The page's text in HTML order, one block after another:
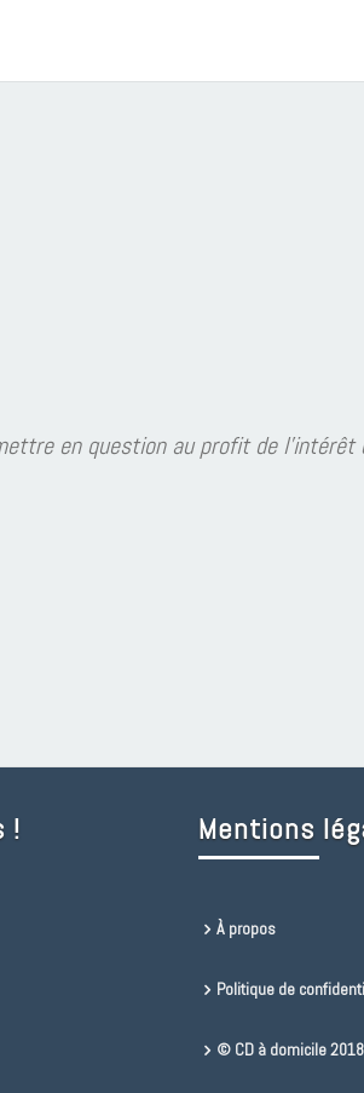
profit de l’intérêt de l’élève.
! Mentions
À propos
Politique de
© CD à domicile